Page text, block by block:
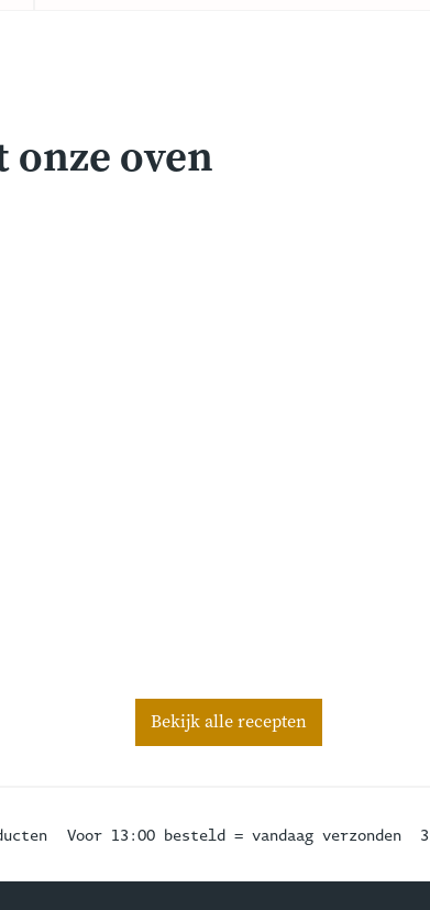
onze oven
Bekijk alle recepten
Voor 13:00 besteld = vandaag verzonden